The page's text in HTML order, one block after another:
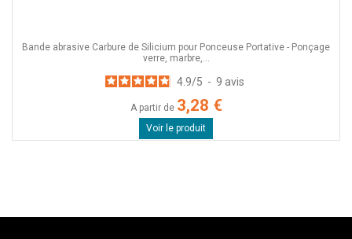
Bande abrasive Carbure de Silicium pour Ponceuse Portative - Ponçage
verre, marbre,...
4.9/5 - 9 avis
A partir de 3,28 €
Voir le produit